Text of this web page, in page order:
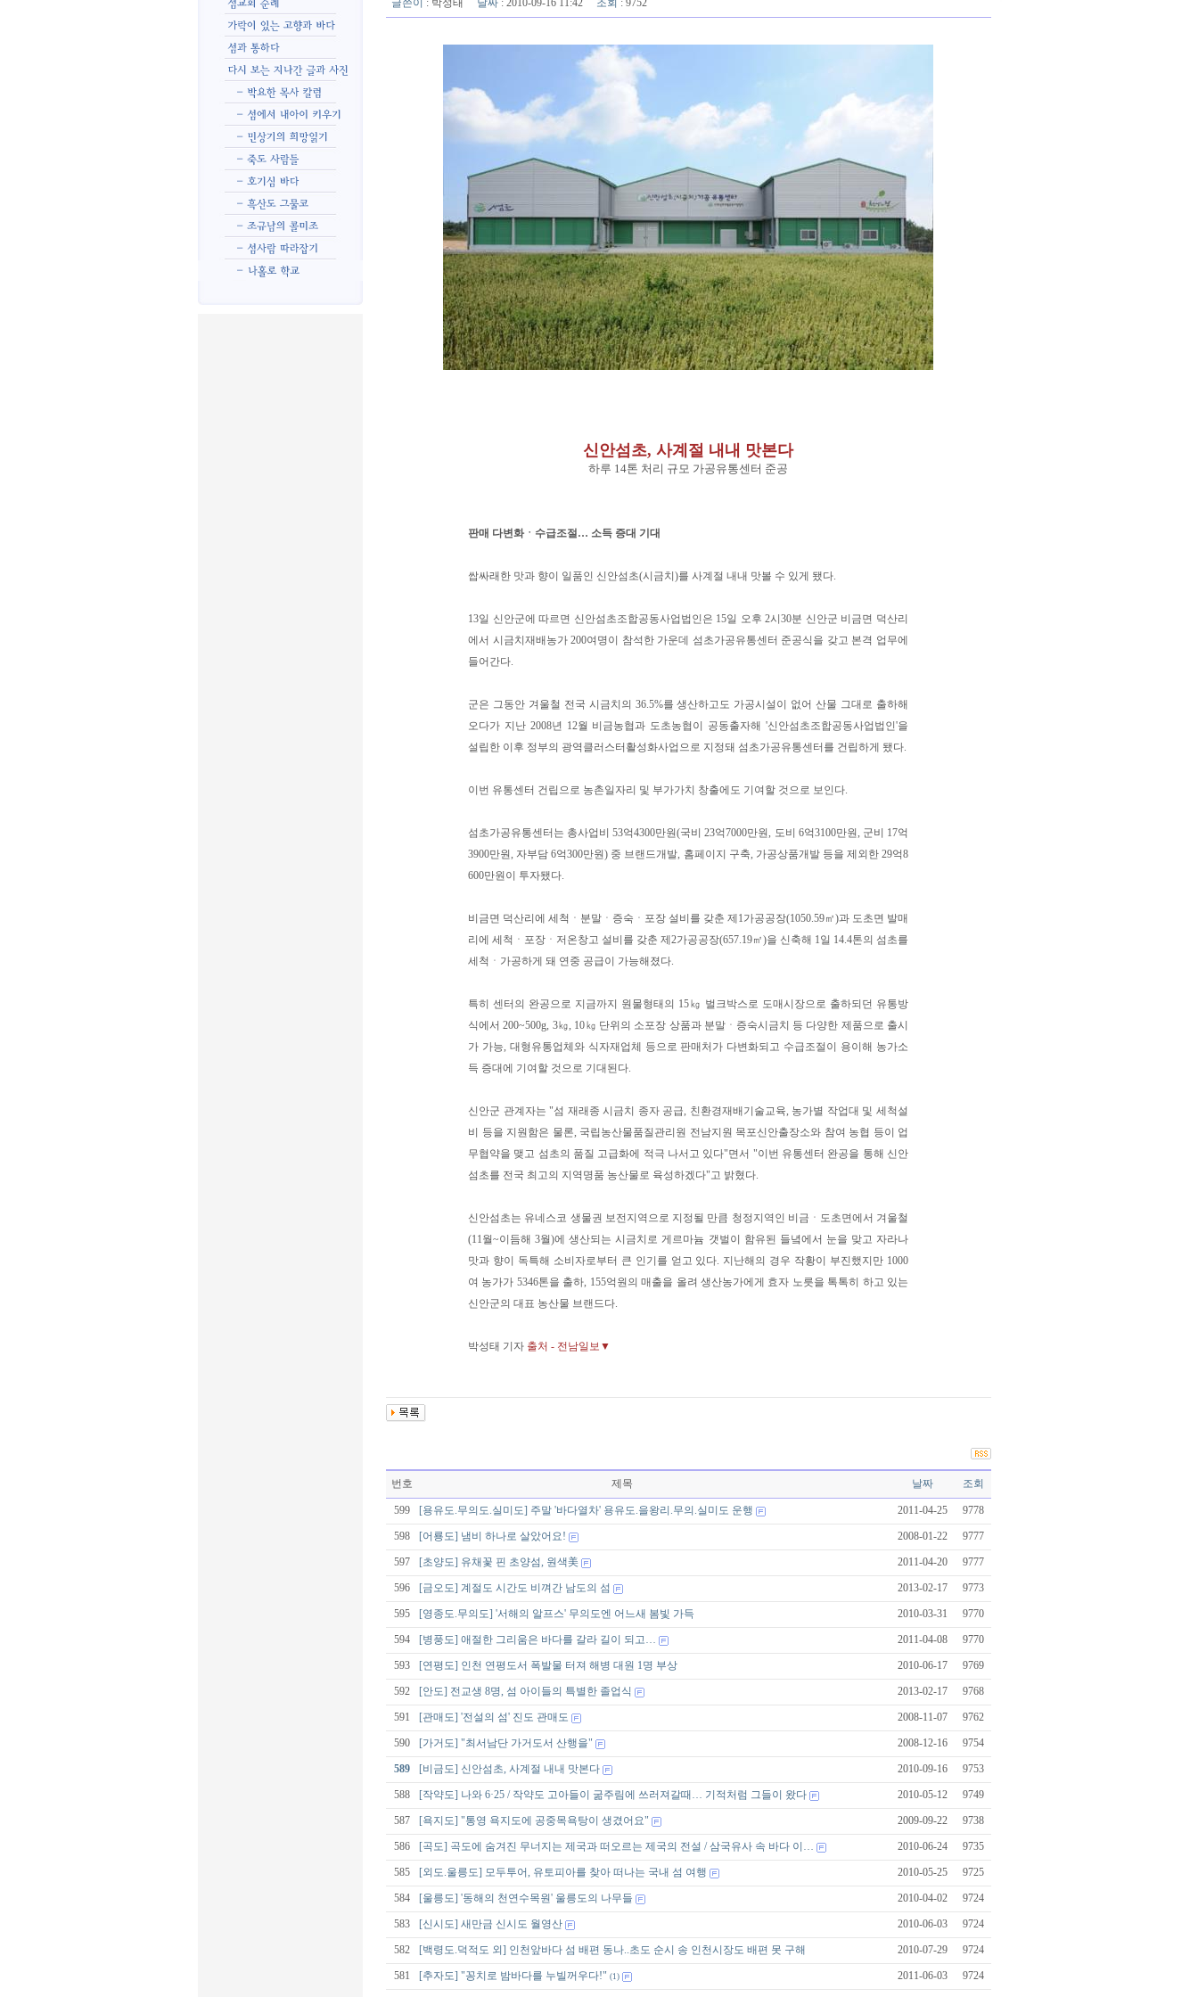
글쓴이 : 박성태 날짜: 2010-09-16 11:42 조회 : 9752
신안섬초, 사계절 내내 맛본다
하루 14톤 처리 규모 가공유통센터 준공
판매 다변화ㆍ수급조절… 소득 증대 기대
쌉싸래한 맛과 향이 일품인 신안섬초(시금치)를 사계절 내내 맛볼 수 있게 됐다.
13일 신안군에 따르면 신안섬초조합공동사업법인은 15일 오후 2시30분 신안군 비금면 덕산리
에서 시금치재배농가 200여명이 참석한 가운데 섬초가공유통센터 준공식을 갖고 본격 업무에
들어간다.
군은 그동안 겨울철 전국 시금치의 36.5%를 생산하고도 가공시설이 없어 산물 그대로 출하해
오다가 지난 2008년 12월 비금농협과 도초농협이 공동출자해 '신안섬초조합공동사업법인'을
설립한 이후 정부의 광역클러스터활성화사업으로 지정돼 섬초가공유통센터를 건립하게 됐다.
이번 유통센터 건립으로 농촌일자리 및 부가가치 창출에도 기여할 것으로 보인다.
섬초가공유통센터는 총사업비 53억4300만원(국비 23억7000만원, 도비 6억3100만원, 군비 17억
3900만원, 자부담 6억300만원) 중 브랜드개발, 홈페이지 구축, 가공상품개발 등을 제외한 29억8
600만원이 투자됐다.
비금면 덕산리에 세척ㆍ분말ㆍ증숙ㆍ포장 설비를 갖춘 제1가공공장(1050.59㎡)과 도초면 발매
리에 세척ㆍ포장ㆍ저온창고 설비를 갖춘 제2가공공장(657.19㎡)을 신축해 1일 14.4톤의 섬초를
세척ㆍ가공하게 돼 연중 공급이 가능해졌다.
특히 센터의 완공으로 지금까지 원물형태의 15㎏ 벌크박스로 도매시장으로 출하되던 유통방
식에서 200~500g, 3㎏, 10㎏ 단위의 소포장 상품과 분말ㆍ증숙시금치 등 다양한 제품으로 출시
가 가능, 대형유통업체와 식자재업체 등으로 판매처가 다변화되고 수급조절이 용이해 농가소
득 증대에 기여할 것으로 기대된다.
신안군 관계자는 "섬 재래종 시금치 종자 공급, 친환경재배기술교육, 농가별 작업대 및 세척설
비 등을 지원함은 물론, 국립농산물품질관리원 전남지원 목포신안출장소와 참여 농협 등이 업
무협약을 맺고 섬초의 품질 고급화에 적극 나서고 있다"면서 "이번 유통센터 완공을 통해 신안
섬초를 전국 최고의 지역명품 농산물로 육성하겠다"고 밝혔다.
신안섬초는 유네스코 생물권 보전지역으로 지정될 만큼 청정지역인 비금ㆍ도초면에서 겨울철
(11월~이듬해 3월)에 생산되는 시금치로 게르마늄 갯벌이 함유된 들녘에서 눈을 맞고 자라나
맛과 향이 독특해 소비자로부터 큰 인기를 얻고 있다. 지난해의 경우 작황이 부진했지만 1000
여 농가가 5346톤을 출하, 155억원의 매출을 올려 생산농가에게 효자 노릇을 톡톡히 하고 있는
신안군의 대표 농산물 브랜드다.
박성태 기자 출처 - 전남일보▼
번호 제목 날짜 조회
599 [용유도.무의도.실미도] 주말 '바다열차' 용유도.을왕리.무의.실미도 운행 2011-04-25 9778
598 [어룡도] 냄비 하나로 살았어요! 2008-01-22 9777
597 [초양도] 유채꽃 핀 초양섬, 원색美 2011-04-20 9777
596 [금오도] 계절도 시간도 비껴간 남도의 섬 2013-02-17 9773
595 [영종도.무의도] '서해의 알프스' 무의도엔 어느새 봄빛 가득 2010-03-31 9770
594 [병풍도] 애절한 그리움은 바다를 갈라 길이 되고… 2011-04-08 9770
593 [연평도] 인천 연평도서 폭발물 터져 해병 대원 1명 부상 2010-06-17 9769
592 [안도] 전교생 8명, 섬 아이들의 특별한 졸업식 2013-02-17 9768
591 [관매도] '전설의 섬' 진도 관매도 2008-11-07 9762
590 [가거도] "최서남단 가거도서 산행을" 2008-12-16 9754
589 [비금도] 신안섬초, 사계절 내내 맛본다 2010-09-16 9753
588 [작약도] 나와 6·25 / 작약도 고아들이 굶주림에 쓰러져갈때… 기적처럼 그들이 왔다 2010-05-12 9749
587 [욕지도] "통영 욕지도에 공중목욕탕이 생겼어요" 2009-09-22 9738
586 [곡도] 곡도에 숨겨진 무너지는 제국과 떠오르는 제국의 전설 / 삼국유사 속 바다 이… 2010-06-24 9735
585 [외도.울릉도] 모두투어, 유토피아를 찾아 떠나는 국내 섬 여행 2010-05-25 9725
584 [울릉도] '동해의 천연수목원' 울릉도의 나무들 2010-04-02 9724
583 [신시도] 새만금 신시도 월영산 2010-06-03 9724
582 [백령도.덕적도 외] 인천앞바다 섬 배편 동나..초도 순시 송 인천시장도 배편 못 구해 2010-07-29 9724
581 [추자도] "꽁치로 밤바다를 누빌꺼우다!" (1) 2011-06-03 9724